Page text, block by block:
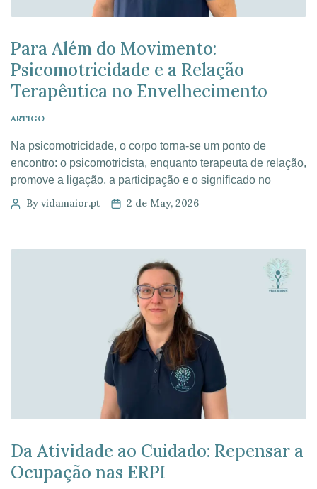
Para Além do Movimento:
Psicomotricidade e a Relação
Terapêutica no Envelhecimento
ARTIGO
Na psicomotricidade, o corpo torna-se um ponto de
encontro: o psicomotricista, enquanto terapeuta de relação,
promove a ligação, a participação e o significado no
processo de envelhecimento. Envelhecer é um processo
antes era parte integrante […]
By vidamaior.pt 2 de May, 2026
Da Atividade ao Cuidado: Repensar a
Ocupação nas ERPI